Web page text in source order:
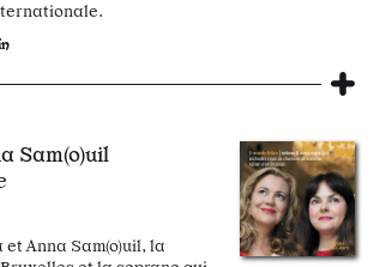
Sam(o)uil
Anna Sam(o)uil, la